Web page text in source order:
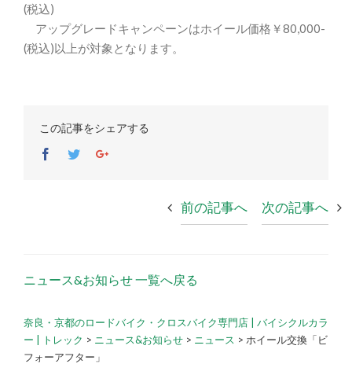
(税込)
アップグレードキャンペーンはホイール価格￥80,000-
(税込)以上が対象となります。
この記事をシェアする
Facebook
TwitterGoogle+
前の記事へ 次の記事へ
ニュース&お知らせ 一覧へ戻る
奈良・京都のロードバイク・クロスバイク専門店 | バイシクルカラ
ー | トレック > ニュース&お知らせ > ニュース > ホイール交換「ビ
フォーアフター」